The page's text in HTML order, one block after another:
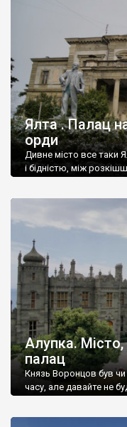
Ялта . Палац
орди
Дивне місто все таки
і бідністю, між
Алупка. Місто,
палац
Князь Воронцов був
часу, але давайте не